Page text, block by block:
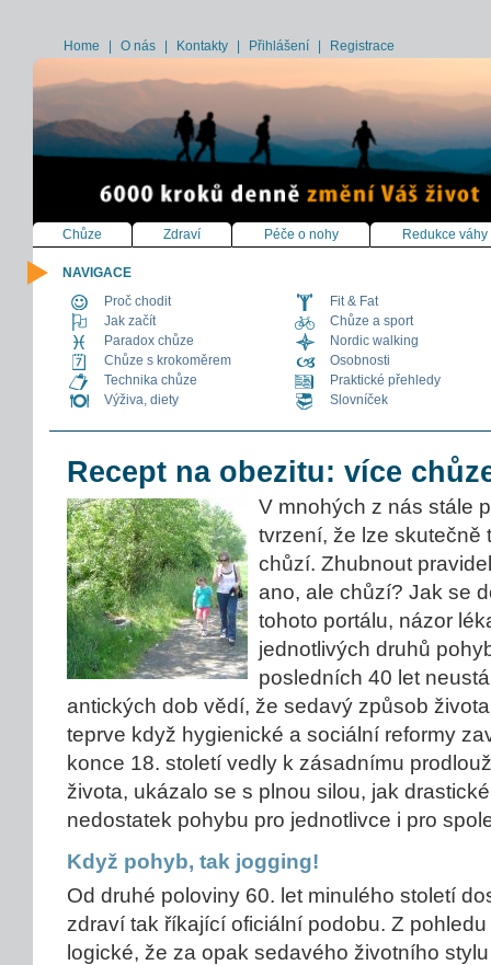
Home O nás Kontakty Přihlášení Registrace
NAVIGACE
Proč chodit
Fit & Fat
Jak začít
Chůze a sport
Paradox chůze
Nordic walking
Chůze s krokoměrem
Osobnosti
Technika chůze
Praktické přehledy
Výživa, diety
Slovníček
Recept na obezitu: více
V mnohých z nás stále
tvrzení, že lze skutečně
chůzí. Zhubnout
ano, ale chůzí? Jak se
tohoto portálu, názor
jednotlivých druhů
posledních 40 let
antických dob vědí, že sedavý způsob
teprve když hygienické a sociální reformy
konce 18. století vedly k zásadnímu
života, ukázalo se s plnou silou, jak
nedostatek pohybu pro jednotlivce i pro
Když pohyb, tak jogging!
Od druhé poloviny 60. let minulého století
zdraví tak říkající oficiální podobu. Z
logické, že za opak sedavého životního
Chůze Zdraví Péče o nohy Redukce váhy